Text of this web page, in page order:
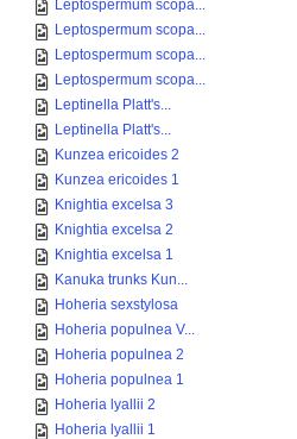
Leptospermum scopa...
Leptospermum scopa...
Leptospermum scopa...
Leptospermum scopa...
Leptinella Platt's...
Leptinella Platt's...
Kunzea ericoides 2
Kunzea ericoides 1
Knightia excelsa 3
Knightia excelsa 2
Knightia excelsa 1
Kanuka trunks Kun...
Hoheria sexstylosa
Hoheria populnea V...
Hoheria populnea 2
Hoheria populnea 1
Hoheria lyallii 2
Hoheria lyallii 1